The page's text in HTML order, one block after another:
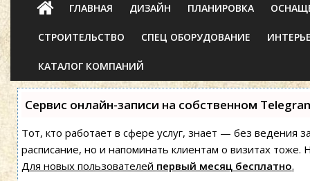
ГЛАВНАЯ ДИЗАЙН ПЛАНИРОВКА
СТРОИТЕЛЬСТВО СПЕЦ ОБОРУДОВАНИЕ
КАТАЛОГ КОМПАНИЙ
Сервис онлайн-записи на собственном
Тот, кто работает в сфере услуг, знает — без ведения
расписание, но и напоминать клиентам о визитах
Для новых пользователей первый месяц бесплатно.